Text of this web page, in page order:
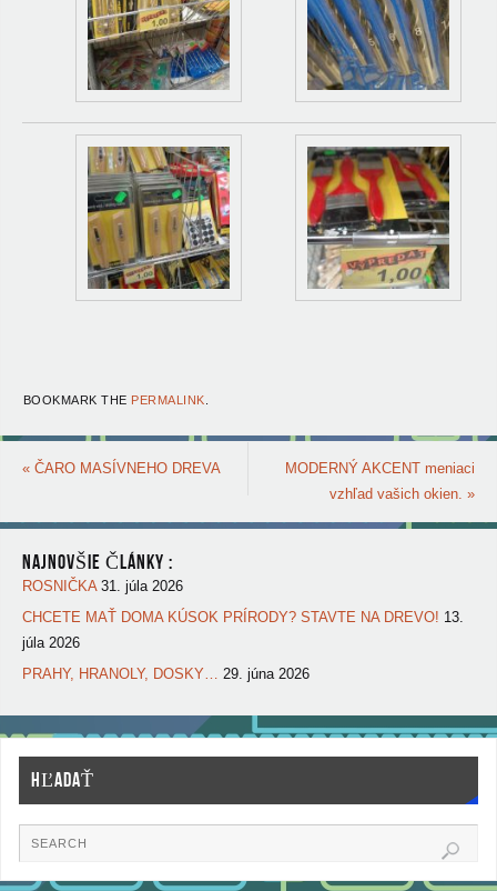
BOOKMARK THE PERMALINK
«ČARO MASÍVNEHO DREVA
MODERNÝ AKCENT meniaci
vzhľad vašich okien.»
NAJNOVŠIE ČLÁNKY :
ROSNIČKA 31. júla 2026
CHCETE MAŤ DOMA KÚSOK PRÍRODY? STAVTE NA DREVO! 13.
júla 2026
PRAHY, HRANOLY, DOSKY… 29. júna 2026
HĽADAŤ